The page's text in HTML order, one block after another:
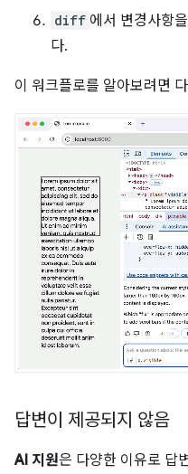
diff 에서 변경사항
다.
이 워크플로를 알아보려면
답변이 제공되지 않음
AI 지원은 다양한 이유로 답